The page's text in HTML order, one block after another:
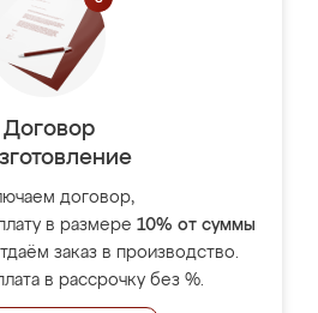
Договор
договор,
в размере 10% от суммы
заказ в производство.
в рассрочку без %.